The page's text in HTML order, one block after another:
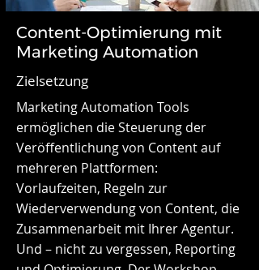
Content-Optimierung mit
Marketing Automation
Zielsetzung
Marketing Automation Tools
ermöglichen die Steuerung der
Veröffentlichung von Content auf
mehreren Plattformen:
Vorlaufzeiten, Regeln zur
Wiederverwendung von Content, die
Zusammenarbeit mit Ihrer Agentur.
Und – nicht zu vergessen, Reporting